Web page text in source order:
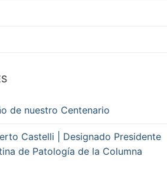
de nuestro Centenario
Castelli | Designado Presidente
de Patología de la Columna